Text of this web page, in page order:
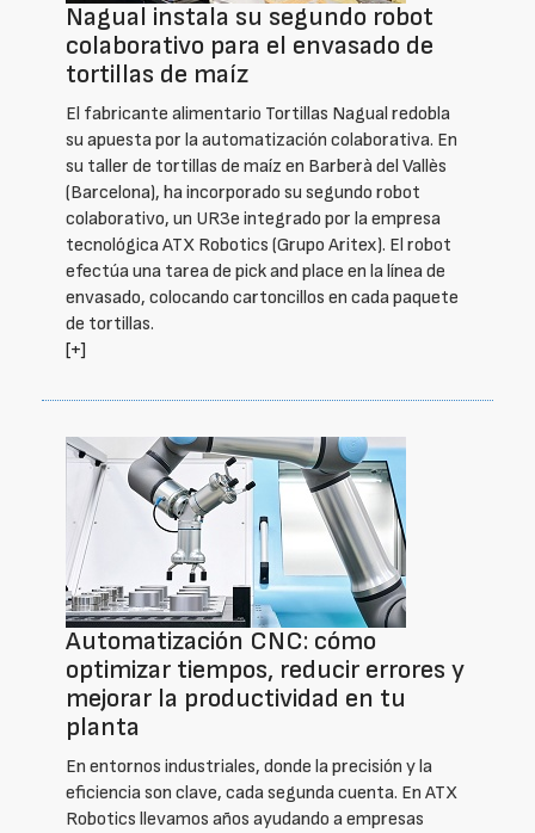
Nagual instala su segundo robot
colaborativo para el envasado de
tortillas de maíz
El fabricante alimentario Tortillas Nagual redobla
su apuesta por la automatización colaborativa. En
su taller de tortillas de maíz en Barberà del Vallès
(Barcelona), ha incorporado su segundo robot
colaborativo, un UR3e integrado por la empresa
tecnológica ATX Robotics (Grupo Aritex). El robot
efectúa una tarea de pick and place en la línea de
envasado, colocando cartoncillos en cada paquete
de tortillas.
[+]
Automatización CNC: cómo
optimizar tiempos, reducir errores y
mejorar la productividad en tu
planta
En entornos industriales, donde la precisión y la
eficiencia son clave, cada segunda cuenta. En ATX
Robotics llevamos años ayudando a empresas